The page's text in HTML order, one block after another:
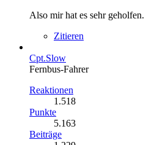
Also mir hat es sehr geholfen.
Zitieren
Cpt.Slow
Fernbus-Fahrer
Reaktionen
1.518
Punkte
5.163
Beiträge